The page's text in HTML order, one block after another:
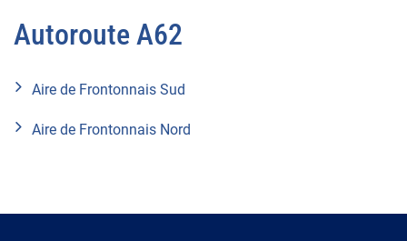
Autoroute A62
Aire de Frontonnais Sud
Aire de Frontonnais Nord